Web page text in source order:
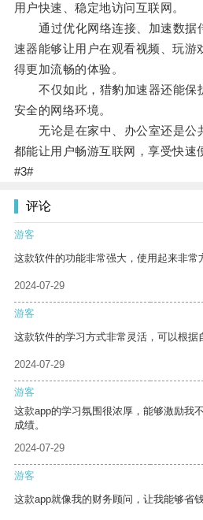
用户快速、稳定地访问互联网。
通过优化网络连接、加速数据
速器能够让用户在观看视频、玩游
得更加流畅的体验。
不仅如此，猎豹加速器还能保
安全的网络环境。
无论是在家中、办公室还是公
都能让用户畅游互联网，享受快速
#3#
评论
游客
这款软件的功能非常强大，使用起来非常
2024-07-29
游客
这款软件的学习方式非常灵活，可以根据
2024-07-29
游客
这款app的学习氛围很浓厚，能够激励我
成绩。
2024-07-29
游客
这款app就像我的财务顾问，让我能够省钱